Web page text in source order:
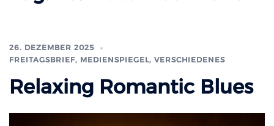
26. DEZEMBER 2025
FREITAGSBRIEF, MEDIENSPIEGEL, VERSCHIEDENES
Relaxing Romantic Blues